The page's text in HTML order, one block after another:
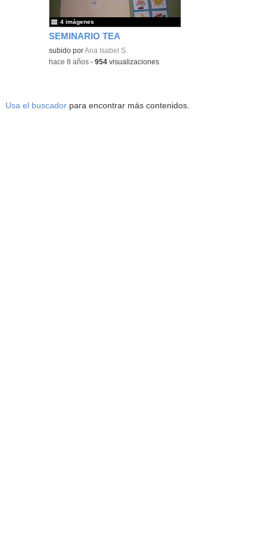
SEMINARIO TEA
subido porAna Isabel S.
4 imágenes
-hace 8 años -954 visualizaciones
Usa el buscadorpara encontrar más contenidos.